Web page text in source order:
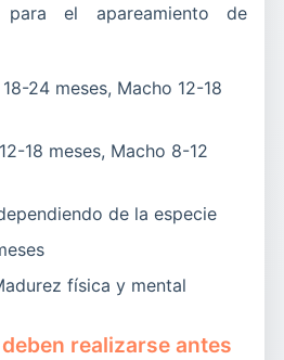
el apareamiento de
24 meses, Macho 12-18
18 meses, Macho 8-12
de la especie
física y mental
realizarse antes